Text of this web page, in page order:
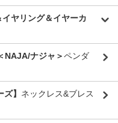
ヤリング＆イヤーカ
NAJA/ナジャ＞ペンダ
】 ネックレス&ブレス